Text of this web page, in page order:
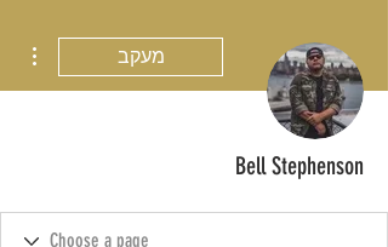
מעקב
Bell Stephenson